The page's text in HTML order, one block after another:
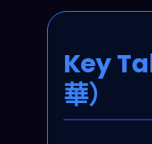
Key
華）